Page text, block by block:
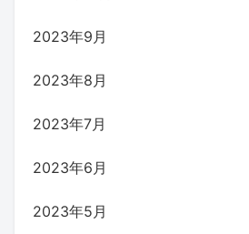
2023年9月
2023年8月
2023年7月
2023年6月
2023年5月